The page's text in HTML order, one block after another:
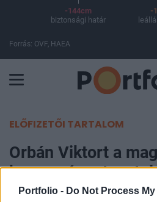
Portfolio - Do Not Process
-144cm
biztonsági határ
-
Forrás: OVF, HAEA
ELŐFIZETŐI TARTALOM
Orbán Viktort a
koronavírus-
faggatták